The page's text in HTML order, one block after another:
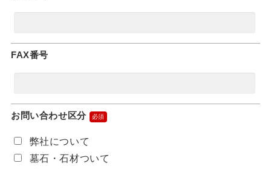
FAX番号
お問い合わせ区分
弊社について
墓石・石材ついて